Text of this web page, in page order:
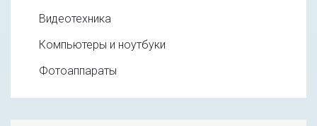
Видеотехника
Компьютеры и ноутбуки
Фотоаппараты